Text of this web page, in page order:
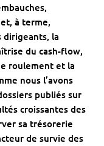
à terme,
dirigeants, la
du cash-flow,
roulement et la
nous l’avons
publiés sur
croissantes des
sa trésorerie
de survie des